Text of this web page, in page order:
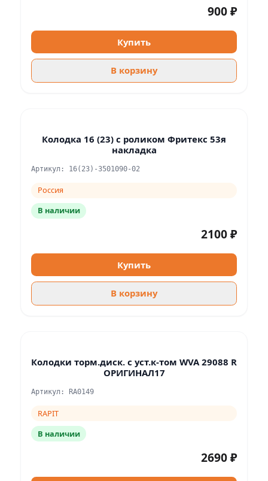
900 ₽
Купить
В корзину
Колодка 16 (23) с роликом Фритекс 53я
накладка
Артикул: 16(23)-3501090-02
Россия
В наличии
2100 ₽
Купить
В корзину
Колодки торм.диск. с уст.к-том WVA 29088 R
ОРИГИНАЛ17
Артикул: RA0149
RAPIT
В наличии
2690 ₽